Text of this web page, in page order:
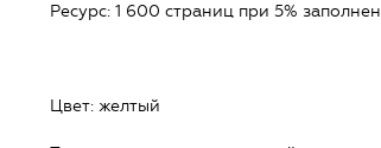
Ресурс: 1 600 страниц при 5%
Цвет: желтый